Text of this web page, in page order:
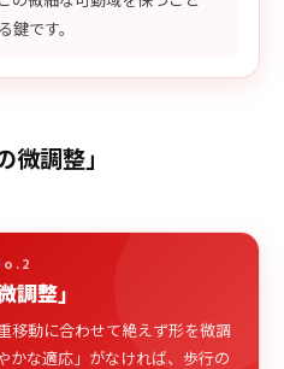
です。
調整」
調整」
移動に合わせて絶えず形を微調
かな適応」がなければ、歩行の